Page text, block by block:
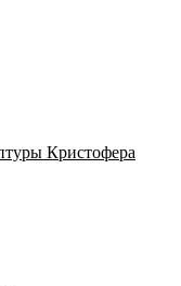
Кристофера